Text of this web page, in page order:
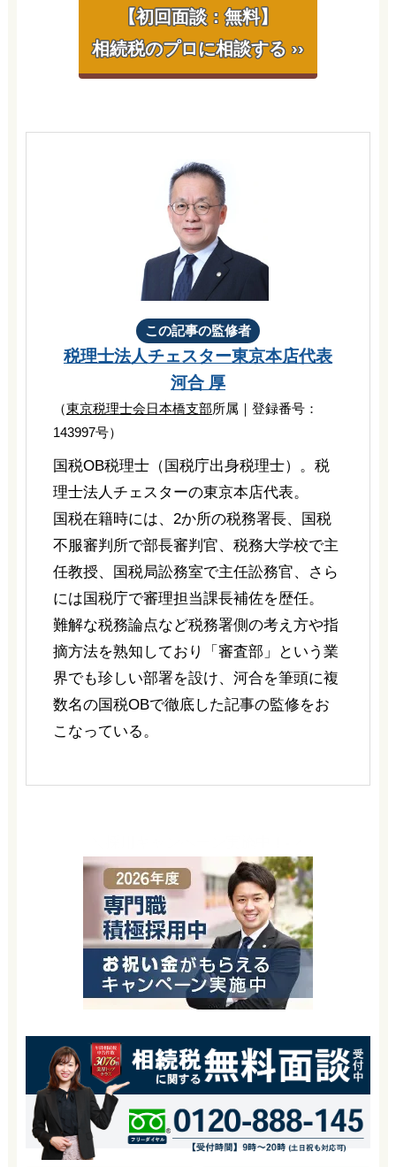
【初回面談：無料】
相続税のプロに相談する ››
この記事の監修者
税理士法人チェスター東京本店代表
河合 厚
（東京税理士会日本橋支部所属｜登録番号：
143997号）
国税OB税理士（国税庁出身税理士）。税
理士法人チェスターの東京本店代表。
国税在籍時には、2か所の税務署長、国税
不服審判所で部長審判官、税務大学校で主
任教授、国税局訟務室で主任訟務官、さら
には国税庁で審理担当課長補佐を歴任。
難解な税務論点など税務署側の考え方や指
摘方法を熟知しており「審査部」という業
界でも珍しい部署を設け、河合を筆頭に複
数名の国税OBで徹底した記事の監修をお
こなっている。